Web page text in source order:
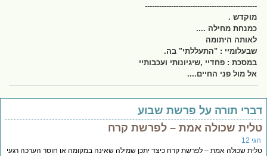
-----------------------------------------------
מוקדש .
כמנחת מחילה ....
לאותה היתומה
שבעלומיי : "התעללתי" בה.
במסכת : פחדיי ,שיגיונותי ועכבותיי
אל מול פני החיים....
תורה על פרשת שבוע
שכולה אמת – לפרשת קרח
12
שכולה אמת – לפרשת קרח כיצד יתכן שמילה שאינה במקומה או חוסר הערכה רגעי